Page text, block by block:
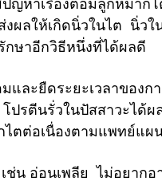
ลให้เกิดนิ่วในไต นิ่ว
กษาอีกวิธีหนึ่งที่ได้ผลดี
ละยืดระยะเวลาของ
รตีนรั่วในปัสสาวะได้ผ
ตต่อเนื่องตามแพทย์แผ
ช่น อ่อนเพลีย ไม่อยาก